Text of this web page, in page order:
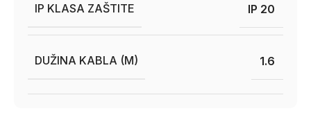
IP KLASA ZAŠTITE IP 20
DUŽINA KABLA (M) 1.6